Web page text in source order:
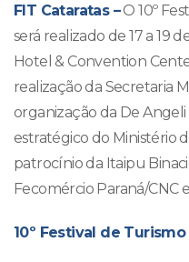
FIT Cataratas –O 10º
será realizado de 17 a 19
Hotel & Convention
realização da Secretaria
organização da De Angeli
estratégico do Ministério
patrocínio da Itaipu
Fecomércio Paraná/CNC
10º Festival de